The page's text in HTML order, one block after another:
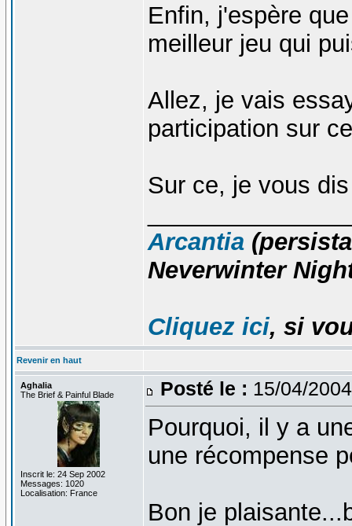
Enfin, j'espère
meilleur jeu qui
Allez, je vais
participation sur
Sur ce, je vous
Arcantia
Neverwinter
Cliquez ici, si
Revenir en haut
Aghalia
The Brief & Painful Blade
Inscrit le: 24 Sep 2002
Messages: 1020
Localisation: France
Posté le : 15/04/
Pourquoi, il y a
une récompense
Bon je